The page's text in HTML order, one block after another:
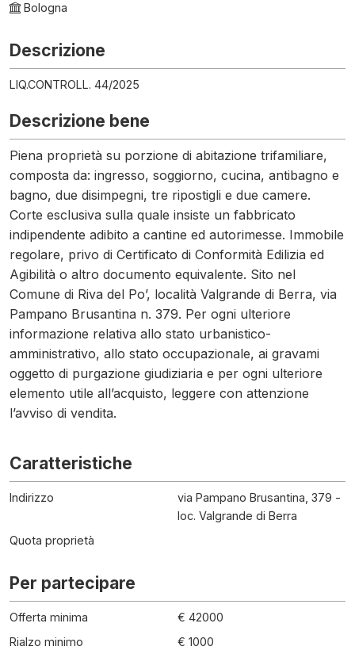
Bologna
Descrizione
LIQ.CONTROLL. 44/2025
Descrizione bene
Piena proprietà su porzione di abitazione trifamiliare,
composta da: ingresso, soggiorno, cucina, antibagno e
bagno, due disimpegni, tre ripostigli e due camere.
Corte esclusiva sulla quale insiste un fabbricato
indipendente adibito a cantine ed autorimesse. Immobile
regolare, privo di Certificato di Conformità Edilizia ed
Agibilità o altro documento equivalente. Sito nel
Comune di Riva del Po’, località Valgrande di Berra, via
Pampano Brusantina n. 379. Per ogni ulteriore
informazione relativa allo stato urbanistico-
amministrativo, allo stato occupazionale, ai gravami
oggetto di purgazione giudiziaria e per ogni ulteriore
elemento utile all’acquisto, leggere con attenzione
l’avviso di vendita.
Caratteristiche
Indirizzo
via Pampano Brusantina, 379 -
loc. Valgrande di Berra
Quota proprietà
Per partecipare
Offerta minima
€ 42000
Rialzo minimo
€ 1000